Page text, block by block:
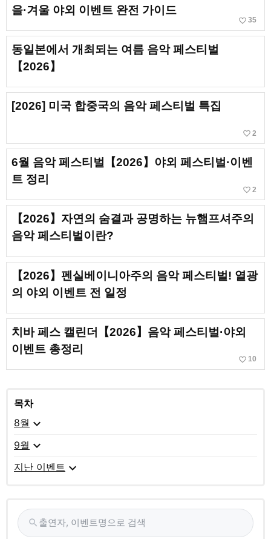
을·겨울 야외 이벤트 완전 가이드
favorite_border 35
동일본에서 개최되는 여름 음악 페스티벌
【2026】
[2026] 미국 합중국의 음악 페스티벌 특집
favorite_border 2
6월 음악 페스티벌【2026】야외 페스티벌·이벤
트 정리
favorite_border 2
【2026】자연의 숨결과 공명하는 뉴햄프셔주의
음악 페스티벌이란?
【2026】펜실베이니아주의 음악 페스티벌! 열광
의 야외 이벤트 전 일정
치바 페스 캘린더【2026】음악 페스티벌·야외
이벤트 총정리
favorite_border 10
목차
8월 expand_more
9월 expand_more
지난 이벤트 expand_more
search 출연자, 이벤트명으로 검색